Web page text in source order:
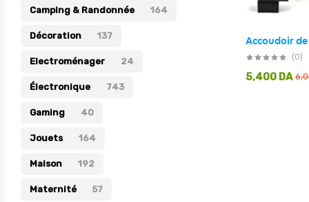
Électronique
Jouets
Maison
Maternité
Outillages & Bricolage
Packs
Sac à dos et Mode
Soins & Beauté
(0)
5,400 DA
Camping & Randonnée 164
Décoration 137
Electroménager 24
Électronique 743
Gaming 40
Jouets 164
Maison 192
Maternité 57